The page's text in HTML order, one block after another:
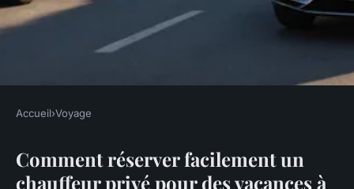
VOYAGE
Réserver un chauffeur pour
Accueil›Voyage
Comment réserver facilement un
chauffeur privé pour des vacances à